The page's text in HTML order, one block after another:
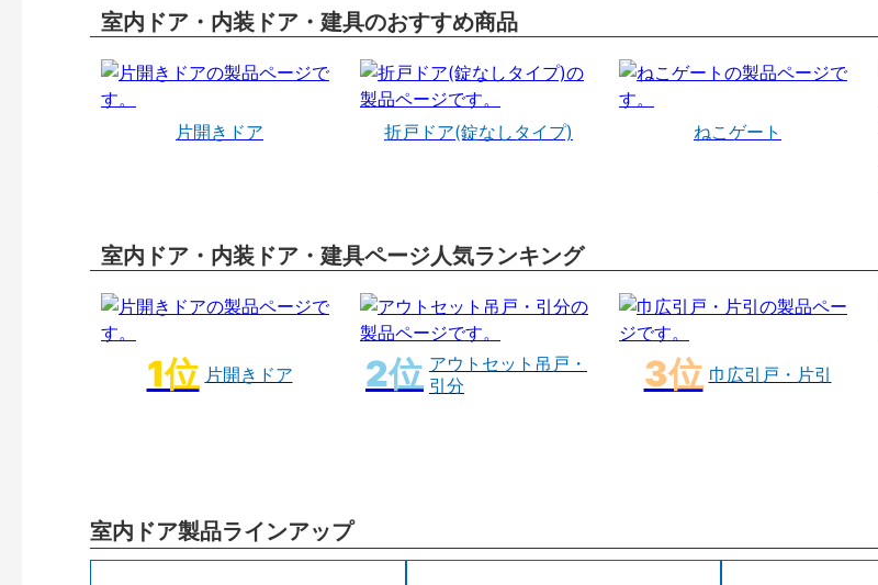
室内ドア・内装ドア・建具のおすすめ商品
片開きドア 折戸ドア(錠なしタイプ)
ねこゲート
室内ドア・内装ドア・建具ページ人気ランキング
片開きドア
アウトセット吊戸・
引分
巾広引戸・片引
室内ドア製品ラインアップ